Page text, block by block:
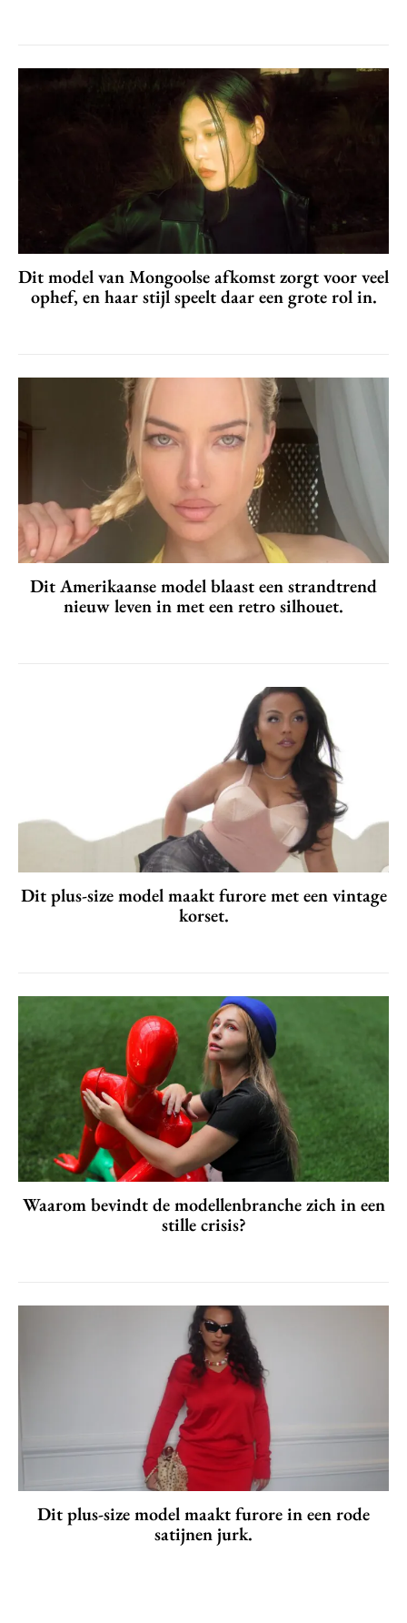
Dit model van Mongoolse afkomst zorgt voor veel
ophef, en haar stijl speelt daar een grote rol in.
Dit Amerikaanse model blaast een strandtrend
nieuw leven in met een retro silhouet.
Dit plus-size model maakt furore met een vintage
korset.
Waarom bevindt de modellenbranche zich in een
stille crisis?
Dit plus-size model maakt furore in een rode
satijnen jurk.